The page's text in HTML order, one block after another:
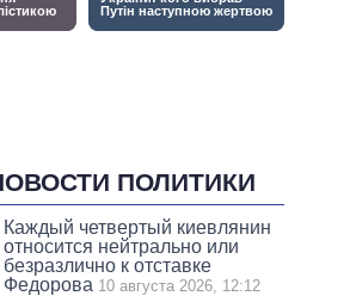
ПОЛИТИКИ
Каждый четвертый киевлянин
относится нейтрально или
безразлично к отставке
Федорова 10 августа 2026, 12:12